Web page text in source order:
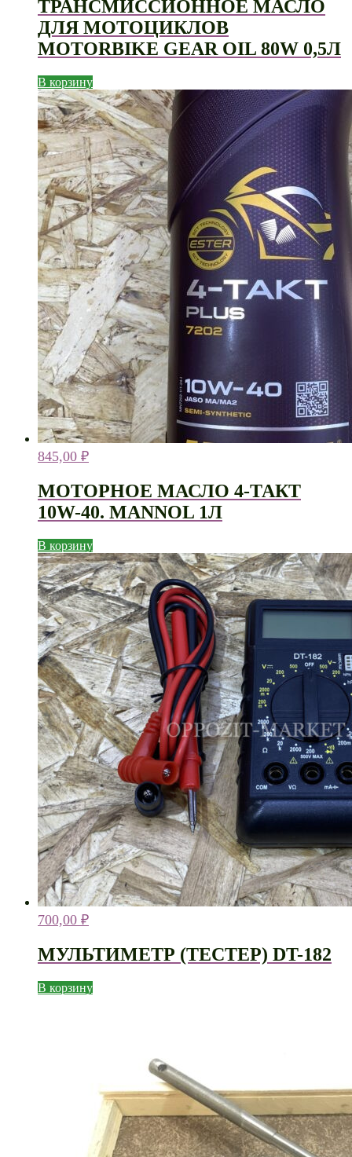
ТРАНСМИССИОННОЕ МАСЛО
ДЛЯ МОТОЦИКЛОВ
MOTORBIKE GEAR OIL 80W 0,5Л
В корзину
845,00 ₽
МОТОРНОЕ МАСЛО 4-ТАКТ
10W-40. MANNOL 1Л
В корзину
700,00 ₽
МУЛЬТИМЕТР (ТЕСТЕР) DT-182
В корзину